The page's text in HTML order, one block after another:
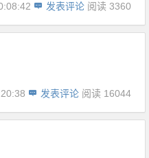
发表评论 阅读 3360
发表评论 阅读 16044